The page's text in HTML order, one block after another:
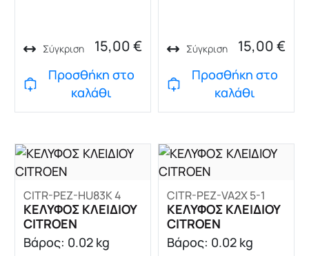
Σύγκριση 15,00€
Προσθήκη στο
καλάθι
Σύγκριση 15,00€
Προσθήκη στο
καλάθι
CITR-PEZ-HU83K 4
ΚΕΛΥΦΟΣ ΚΛΕΙΔΙΟΥ
CITROEN
Βάρος: 0.02 kg
CITR-PEZ-VA2X 5-1
ΚΕΛΥΦΟΣ ΚΛΕΙΔΙΟΥ
CITROEN
Βάρος: 0.02 kg